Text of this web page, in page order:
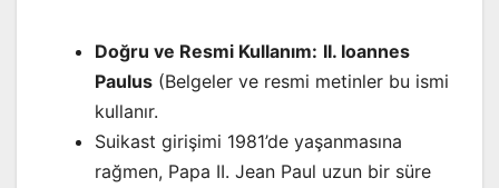
Doğru ve Resmi Kullanım: II. Ioannes
Paulus (Belgeler ve resmi metinler bu ismi
kullanır.
Suikast girişimi 1981’de yaşanmasına
rağmen, Papa II. Jean Paul uzun bir süre